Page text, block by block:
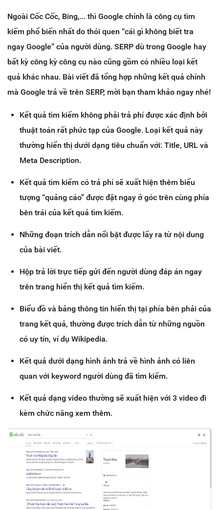
Ngoài Cốc Cốc, Bing,... thì Google chính là công cụ tìm
kiếm phổ biến nhất do thói quen “cái gì không biết tra
ngay Google” của người dùng. SERP dù trong Google hay
bất kỳ công kỳ công cụ nào cũng gồm có nhiều loại kết
quả khác nhau. Bài viết đã tổng hợp những kết quả chính
mà Google trả về trên SERP, mời bạn tham khảo ngay nhé!
Kết quả tìm kiếm không phải trả phí được xác định bởi
thuật toán rất phức tạp của Google. Loại kết quả này
thường hiển thị dưới dạng tiêu chuẩn với: Title, URL và
Meta Description.
Kết quả tìm kiếm có trả phí sẽ xuất hiện thêm biểu
tượng “quảng cáo” được đặt ngay ở góc trên cùng phía
bên trái của kết quả tìm kiếm.
Những đoạn trích dẫn nổi bật được lấy ra từ nội dung
của bài viết.
Hộp trả lời trực tiếp gửi đến người dùng đáp án ngay
trên trang hiển thị kết quả tìm kiếm.
Biểu đồ và bảng thông tin hiển thị tại phía bên phải của
trang kết quả, thường được trích dẫn từ những nguồn
có uy tín, ví dụ Wikipedia.
Kết quả dưới dạng hình ảnh trả về hình ảnh có liên
quan với keyword người dùng đã tìm kiếm.
Kết quả dạng video thường sẽ xuất hiện với 3 video đi
kèm chức năng xem thêm.